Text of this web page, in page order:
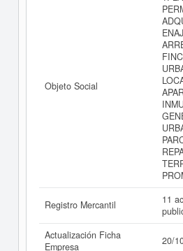
Objeto Social
Registro Mercantil
11
Actualización Ficha
Empresa
20/